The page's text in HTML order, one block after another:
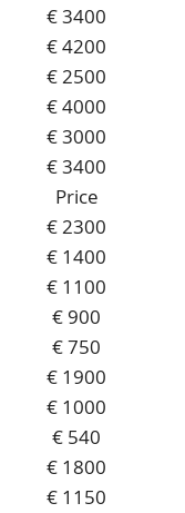
€ 3400
€ 4200
€ 2500
€ 4000
€ 3000
€ 3400
Price
€ 2300
€ 1400
€ 1100
€ 900
€ 750
€ 1900
€ 1000
€ 540
€ 1800
€ 1150